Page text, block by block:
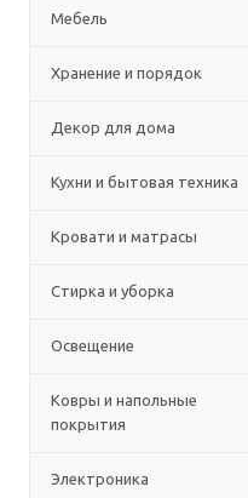
Мебель
Хранение и порядок
Декор для дома
Кухни и бытовая техника
Кровати и матрасы
Стирка и уборка
Освещение
Ковры и напольные
покрытия
Электроника